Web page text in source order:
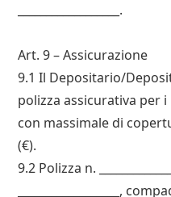
__________________.
Art. 9 – Assicurazione
9.1 Il Depositario/
polizza assicurativa per i
con massimale di
(€).
9.2 Polizza n.
__________________,